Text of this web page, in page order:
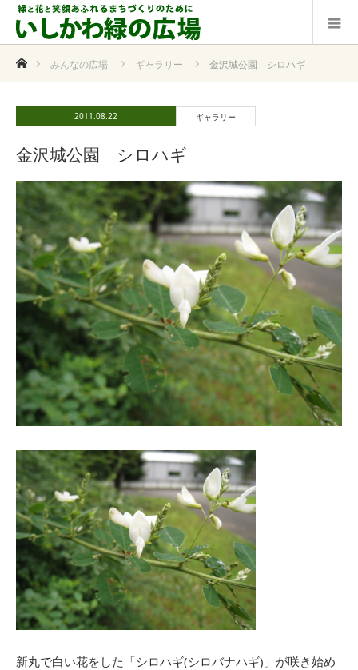
ホームみんなの広場 ギャラリー 金沢城公園 シロハギ
2011.08.22 ギャラリー
金沢城公園 シロハギ
新丸で白い花をした「シロハギ(シロバナハギ)」が咲き始め